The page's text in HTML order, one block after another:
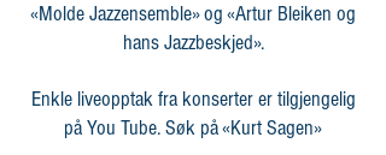
«Molde Jazzensemble» og «Artur Bleiken og
hans Jazzbeskjed».
Enkle liveopptak fra konserter er tilgjengelig
på You Tube. Søk på «Kurt Sagen»